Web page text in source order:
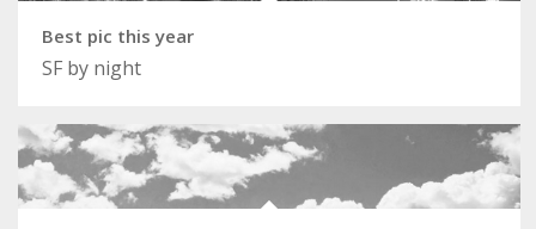
Best pic this year
SF by night